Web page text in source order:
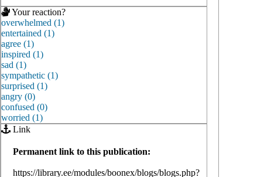
Your reaction?
overwhelmed (1)
entertained (1)
agree (1)
inspired (1)
sad (1)
sympathetic (1)
surprised (1)
angry (0)
confused (0)
worried (1)
Link
Permanent link to this publication:
https://library.ee/modules/boonex/blogs/blogs.php?